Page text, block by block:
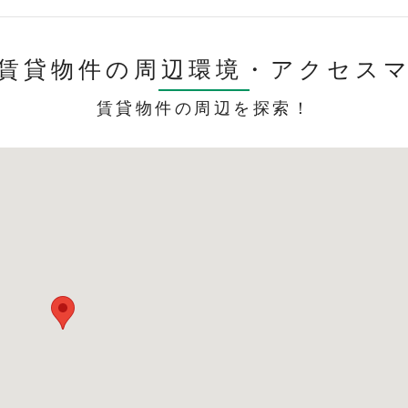
貸物件の周辺環境・ アクセス
賃貸物件の周辺を探索！